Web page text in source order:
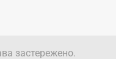
застережено.